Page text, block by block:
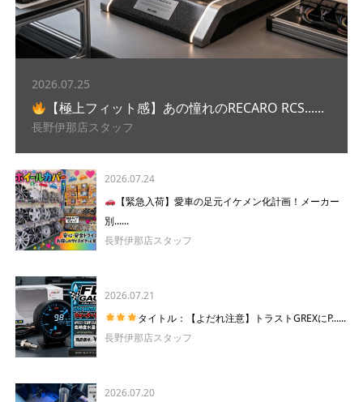
2026.07.25
【極上フィット感】あの憧れのRECARO RCS......
長野伊那店スタッフ
2026.07.24
【緊急入荷】愛車の足元イケメン化計画！メーカー
別......
長野伊那店スタッフ
2026.07.21
タイトル：【よだれ注意】トラストGREXにP......
長野伊那店スタッフ
2026.07.20